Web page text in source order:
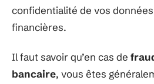
confidentialité de vos
financières.
Il faut savoir qu’en cas de
bancaire, vous êtes